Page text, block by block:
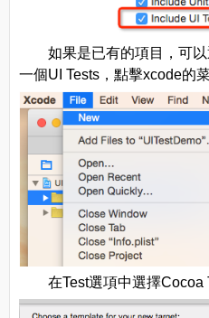
如果是已有的項目，可
一個UI Tests，點擊xcode的
在Test選項中選擇Cocoa